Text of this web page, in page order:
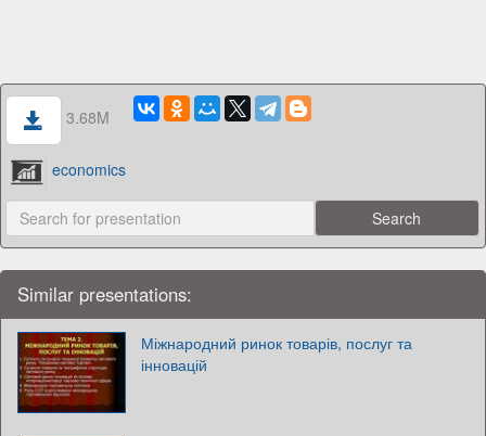
3.68M
economics
Similar presentations:
Міжнародний ринок товарів, послуг та
інновацій